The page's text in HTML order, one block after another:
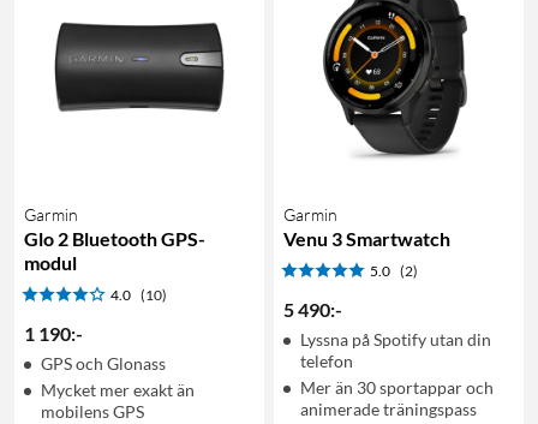
Garmin
Glo 2 Bluetooth GPS-
modul
4.0 (10)
1 190:-
GPS och Glonass
Mycket mer exakt än
mobilens GPS
Garmin
Venu 3 Smartwatch
5.0 (2)
5 490:-
Lyssna på Spotify utan din
telefon
Mer än 30 sportappar och
animerade träningspass